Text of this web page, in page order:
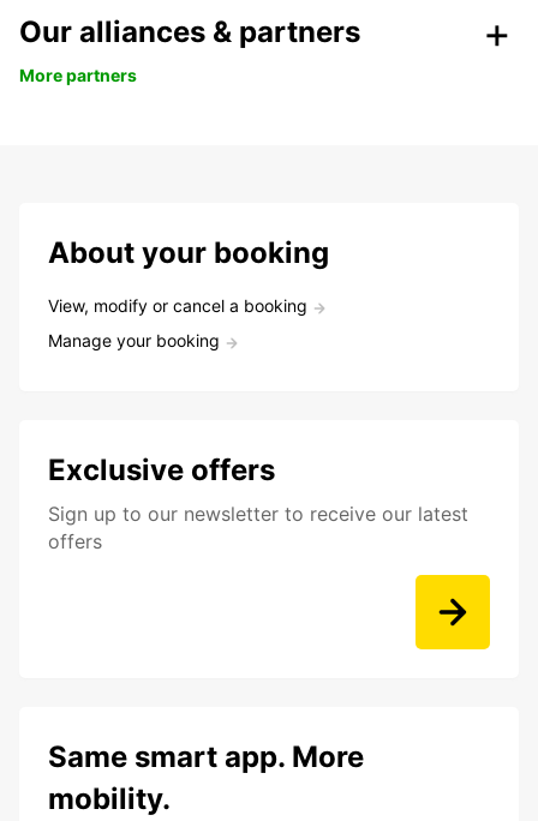
Our alliances & partners
More partners
About your booking
View, modify or cancel a booking
Manage your booking
Exclusive offers
Sign up to our newsletter to receive our latest
offers
Same smart app. More
mobility.